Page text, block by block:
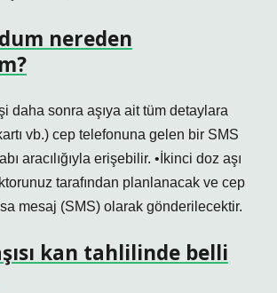
nereden
daha sonra aşıya ait tüm detaylara
vb.) cep telefonuna gelen bir SMS
aracılığıyla erişebilir. •İkinci doz aşı
tarafından planlanacak ve cep
mesaj (SMS) olarak gönderilecektir.
kan tahlilinde belli